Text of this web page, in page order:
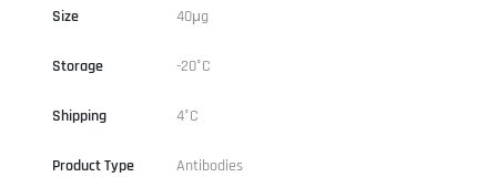
Size 40μg
Storage -20°C
Shipping 4°C
Product Type Antibodies